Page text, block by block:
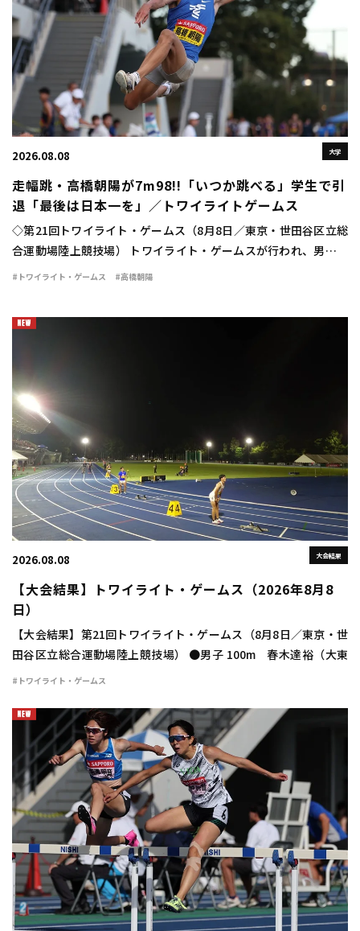
大学
2026.08.08
走幅跳・高橋朝陽が7m98!!「いつか跳べる」学生で引
退「最後は日本一を」／トワイライトゲームス
◇第21回トワイライト・ゲームス（8月8日／東京・世田谷区立総
合運動場陸上競技場） トワイライト・ゲームスが行われ、男子走
幅跳は高橋朝陽（東海大）が7m98（＋0.3）の大ジャンプを見せ
#トワイライト・ゲームス #高橋朝陽
大会結果
2026.08.08
【大会結果】トワイライト・ゲームス（2026年8月8
日）
【大会結果】第21回トワイライト・ゲームス（8月8日／東京・世
田谷区立総合運動場陸上競技場） ●男子 100m 春木達裕（大東
大） 10秒24（＋1.8） 400m 豊田兼（トヨタ自動車） 46秒
#トワイライト・ゲームス